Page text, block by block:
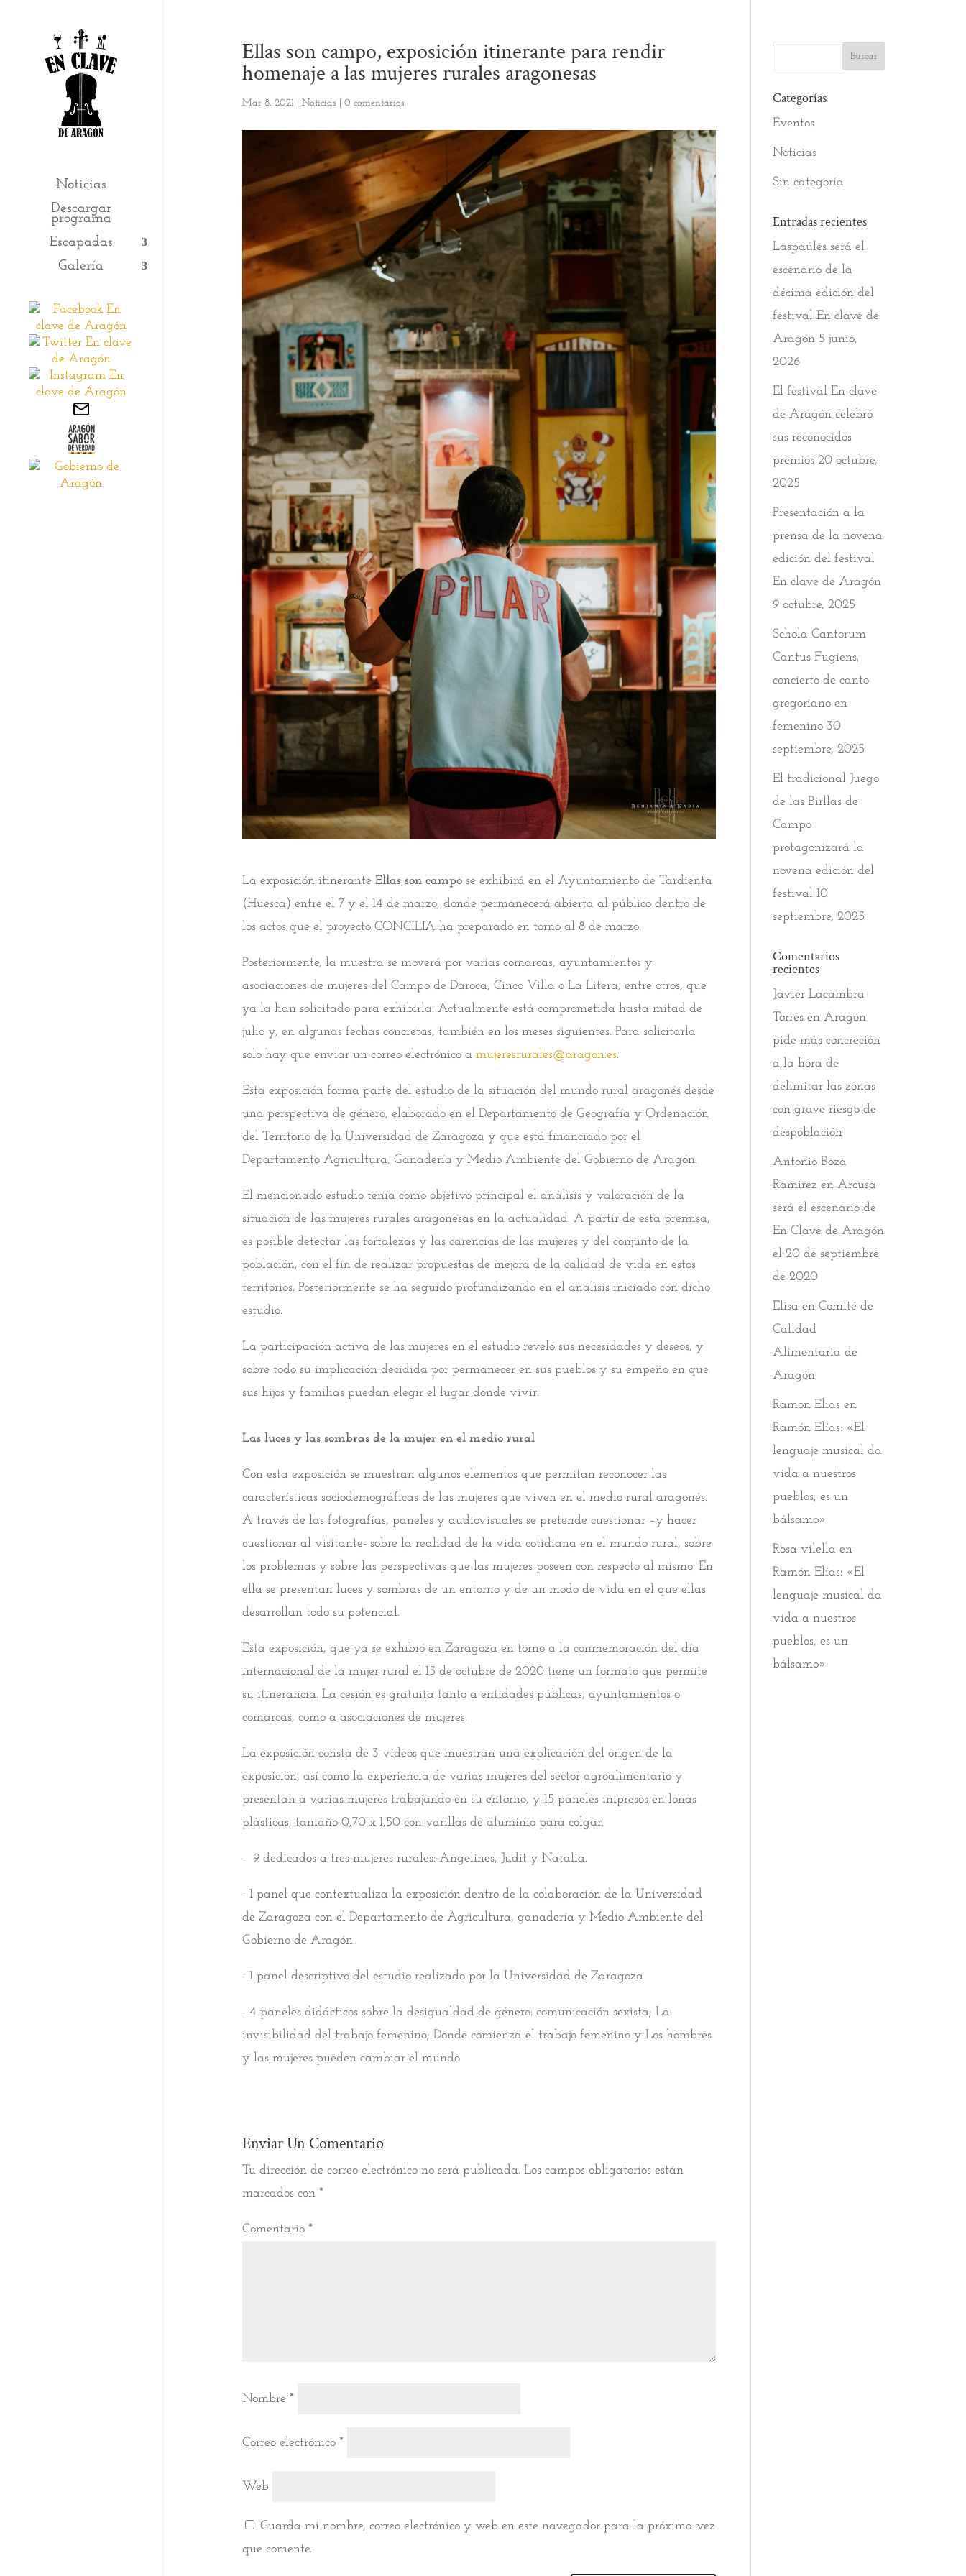
Noticias
Descargar
programa
Escapadas
Galería
Ellas son campo, exposición itinerante para rendir
homenaje a las mujeres rurales aragonesas
Mar 8, 2021| Noticias 0 comentarios
La exposición itinerante Ellas son campo se exhibirá en el Ayuntamiento de Tardienta
(Huesca) entre el 7 y el 14 de marzo, donde permanecerá abierta al público dentro de
los actos que el proyecto CONCILIA ha preparado en torno al 8 de marzo.
Posteriormente, la muestra se moverá por varias comarcas, ayuntamientos y
asociaciones de mujeres del Campo de Daroca, Cinco Villa o La Litera, entre otros, que
ya la han solicitado para exhibirla. Actualmente está comprometida hasta mitad de
julio y, en algunas fechas concretas, también en los meses siguientes. Para solicitarla
solo hay que enviar un correo electrónico a mujeresrurales@aragon.es.
Esta exposición forma parte del estudio de la situación del mundo rural aragonés desde
una perspectiva de género, elaborado en el Departamento de Geografía y Ordenación
del Territorio de la Universidad de Zaragoza y que está financiado por el
Departamento Agricultura, Ganadería y Medio Ambiente del Gobierno de Aragón.
El mencionado estudio tenía como objetivo principal el análisis y valoración de la
situación de las mujeres rurales aragonesas en la actualidad. A partir de esta premisa,
es posible detectar las fortalezas y las carencias de las mujeres y del conjunto de la
población, con el fin de realizar propuestas de mejora de la calidad de vida en estos
territorios. Posteriormente se ha seguido profundizando en el análisis iniciado con dicho
estudio.
La participación activa de las mujeres en el estudio reveló sus necesidades y deseos, y
sobre todo su implicación decidida por permanecer en sus pueblos y su empeño en que
sus hijos y familias puedan elegir el lugar donde vivir.
Las luces y las sombras de la mujer en el medio rural
Con esta exposición se muestran algunos elementos que permitan reconocer las
características sociodemográficas de las mujeres que viven en el medio rural aragonés.
A través de las fotografías, paneles y audiovisuales se pretende cuestionar –y hacer
cuestionar al visitante- sobre la realidad de la vida cotidiana en el mundo rural, sobre
los problemas y sobre las perspectivas que las mujeres poseen con respecto al mismo. En
ella se presentan luces y sombras de un entorno y de un modo de vida en el que ellas
desarrollan todo su potencial.
Esta exposición, que ya se exhibió en Zaragoza en torno a la conmemoración del día
internacional de la mujer rural el 15 de octubre de 2020 tiene un formato que permite
su itinerancia. La cesión es gratuita tanto a entidades públicas, ayuntamientos o
comarcas, como a asociaciones de mujeres.
La exposición consta de 3 vídeos que muestran una explicación del origen de la
exposición, así como la experiencia de varias mujeres del sector agroalimentario y
presentan a varias mujeres trabajando en su entorno, y 15 paneles impresos en lonas
plásticas, tamaño 0,70 x 1,50 con varillas de aluminio para colgar.
- 9 dedicados a tres mujeres rurales: Angelines, Judit y Natalia.
- 1 panel que contextualiza la exposición dentro de la colaboración de la Universidad
de Zaragoza con el Departamento de Agricultura, ganadería y Medio Ambiente del
Gobierno de Aragón.
- 1 panel descriptivo del estudio realizado por la Universidad de Zaragoza
- 4 paneles didácticos sobre la desigualdad de género: comunicación sexista; La
invisibilidad del trabajo femenino; Donde comienza el trabajo femenino y Los hombres
y las mujeres pueden cambiar el mundo
Enviar Un Comentario
Tu dirección de correo electrónico no será publicada. Los campos obligatorios están
marcados con *
Comentario *
Nombre *
Correo electrónico *
Web
Guarda mi nombre, correo electrónico y web en este navegador para la próxima vez
que comente.
Categorías
Eventos
Noticias
Sin categoría
Entradas recientes
Laspaúles será el
escenario de la
décima edición del
festival En clave de
Aragón 5 junio,
2026
El festival En clave
de Aragón celebró
sus reconocidos
premios 20 octubre,
2025
Presentación a la
prensa de la novena
edición del festival
En clave de Aragón
9 octubre, 2025
Schola Cantorum
Cantus Fugiens,
concierto de canto
gregoriano en
femenino 30
septiembre, 2025
El tradicional Juego
de las Birllas de
Campo
protagonizará la
novena edición del
festival 10
septiembre, 2025
Comentarios
recientes
Javier Lacambra
Torres enAragón
pide más concreción
a la hora de
delimitar las zonas
con grave riesgo de
despoblación
Antonio Boza
Ramirez enArcusa
será el escenario de
En Clave de Aragón
el 20 de septiembre
de 2020
Elisa enComité de
Calidad
Alimentaria de
Aragón
Ramon Elias en
Ramón Elías: «El
lenguaje musical da
vida a nuestros
pueblos, es un
bálsamo»
Rosa vilella en
Ramón Elías: «El
lenguaje musical da
vida a nuestros
pueblos, es un
bálsamo»